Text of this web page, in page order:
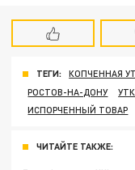
ТЕГИ: КОПЧЕННАЯ
РОСТОВ-НА-ДОНУ
ИСПОРЧЕННЫЙ ТОВАР
ЧИТАЙТЕ ТАКЖЕ: